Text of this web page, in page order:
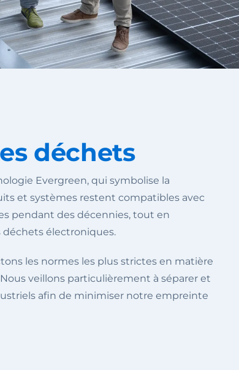
déchets
Evergreen, qui symbolise la
et systèmes restent compatibles avec
pendant des décennies, tout en
électroniques.
les normes les plus strictes en matière
veillons particulièrement à séparer et
afin de minimiser notre empreinte